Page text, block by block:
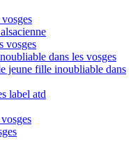
vosges
dans les vosges
jeune fille inoubliable dans
label atd